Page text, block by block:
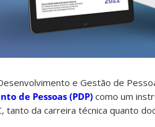
e Gestão de
de Pessoas (PDP) como um
tanto da carreira técnica quanto